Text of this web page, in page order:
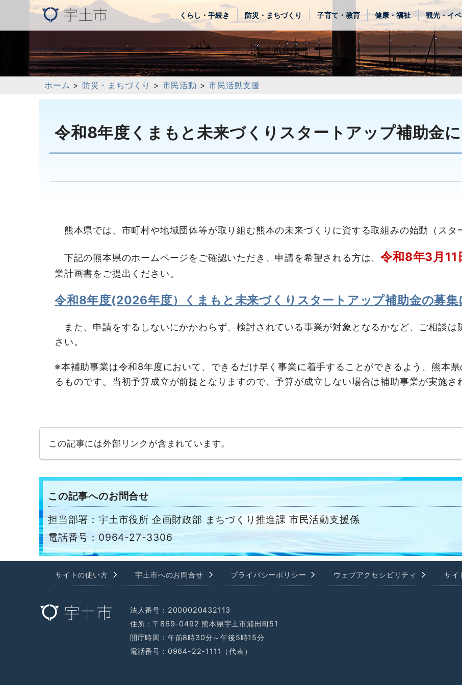
くらし・手続き 防災・まちづくり 子育て・教育 健康・福祉 観光・イ
ホーム > 防災・まちづくり > 市民活動 >市民活動支援
令和8年度くまもと未来づくりスタートアップ補助金
熊本県では、市町村や地域団体等が取り組む熊本の未来づくりに資する取組みの始動（スタ
下記の熊本県のホームページをご確認いただき、申請を希望される方は、令和8年3月11
業計画書をご提出ください。
令和8年度(2026年度）くまもと未来づくりスタートアップ補助金の募集
また、申請をするしないにかかわらず、検討されている事業が対象となるかなど、ご相談は
さい。
※本補助事業は令和8年度において、できるだけ早く事業に着手することができるよう、熊本
るものです。当初予算成立が前提となりますので、予算が成立しない場合は補助事業が実施さ
この記事には外部リンクが含まれています。
この記事へのお問合せ
担当部署：宇土市役所 企画財政部 まちづくり推進課 市民活動支援係
電話番号：0964-27-3306
サイトの使い方 宇土市へのお問合せ プライバシーポリシー ウェブアクセシビリティ サイ
法人番号：2000020432113
住所：〒869-0492 熊本県宇土市浦田町51
開庁時間：午前8時30分～午後5時15分
電話番号：0964-22-1111（代表）